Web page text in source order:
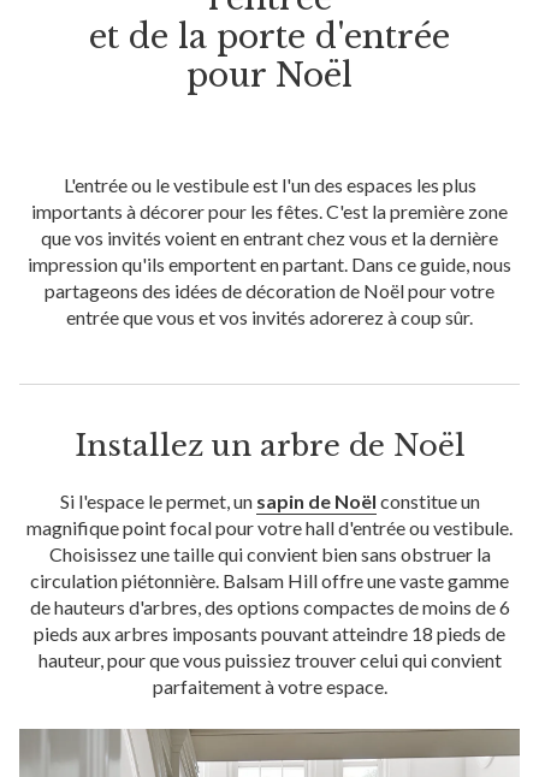
et de la porte d'entrée
pour Noël
L'entrée ou le vestibule est l'un des espaces les plus
importants à décorer pour les fêtes. C'est la première zone
que vos invités voient en entrant chez vous et la dernière
impression qu'ils emportent en partant. Dans ce guide, nous
partageons des idées de décoration de Noël pour votre
entrée que vous et vos invités adorerez à coup sûr.
Installez un arbre de Noël
Si l'espace le permet, un sapin de Noël constitue un
magnifique point focal pour votre hall d'entrée ou vestibule.
Choisissez une taille qui convient bien sans obstruer la
circulation piétonnière. Balsam Hill offre une vaste gamme
de hauteurs d'arbres, des options compactes de moins de 6
pieds aux arbres imposants pouvant atteindre 18 pieds de
hauteur, pour que vous puissiez trouver celui qui convient
parfaitement à votre espace.